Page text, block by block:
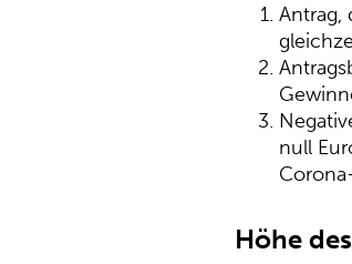
Antrag,
null
Höhe